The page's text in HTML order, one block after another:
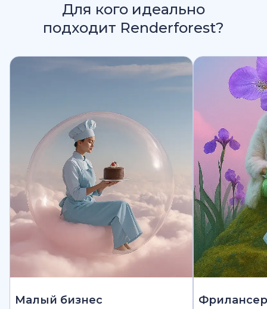
Для кого идеально
подходит Renderforest?
Малый бизнес